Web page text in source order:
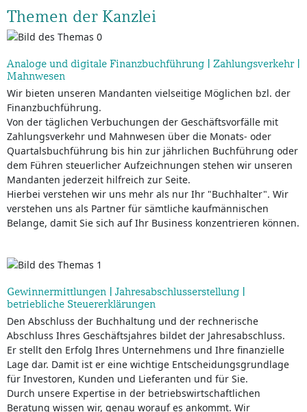
Themen der Kanzlei
Analoge und digitale Finanzbuchführung | Zahlungsverkehr |
Mahnwesen
Wir bieten unseren Mandanten vielseitige Möglichen bzl. der
Finanzbuchführung.
Von der täglichen Verbuchungen der Geschäftsvorfälle mit
Zahlungsverkehr und Mahnwesen über die Monats- oder
Quartalsbuchführung bis hin zur jährlichen Buchführung oder
dem Führen steuerlicher Aufzeichnungen stehen wir unseren
Mandanten jederzeit hilfreich zur Seite.
Hierbei verstehen wir uns mehr als nur Ihr "Buchhalter". Wir
verstehen uns als Partner für sämtliche kaufmännischen
Belange, damit Sie sich auf Ihr Business konzentrieren können.
Gewinnermittlungen | Jahresabschlusserstellung |
betriebliche Steuererklärungen
Den Abschluss der Buchhaltung und der rechnerische
Abschluss Ihres Geschäftsjahres bildet der Jahresabschluss.
Er stellt den Erfolg Ihres Unternehmens und Ihre finanzielle
Lage dar. Damit ist er eine wichtige Entscheidungsgrundlage
für Investoren, Kunden und Lieferanten und für Sie.
Durch unsere Expertise in der betriebswirtschaftlichen
Beratung wissen wir, genau worauf es ankommt. Wir